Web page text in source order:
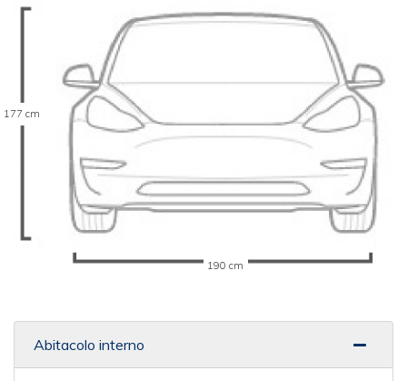
177 cm
190 cm
Abitacolo interno